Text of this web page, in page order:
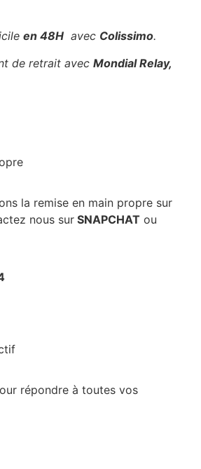
en 48H avec Colissimo.
de retrait avec Mondial Relay,
la remise en main propre sur
nous sur SNAPCHAT ou
répondre à toutes vos